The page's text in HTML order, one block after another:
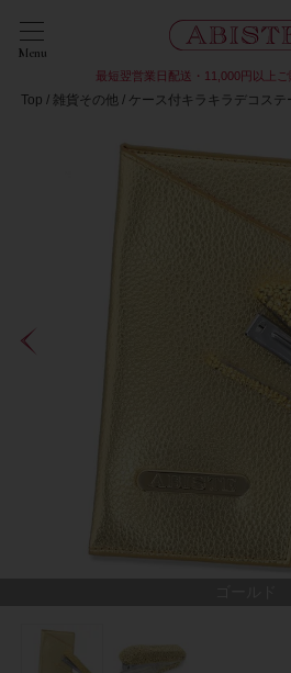
Menu
最短翌営業日配送・11,000円以上
Top 雑貨その他 ケース付キラキラデコス